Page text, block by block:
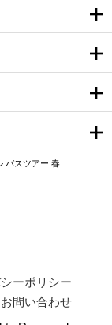
バスツアー 春
ーポリシー
お問い合わせ